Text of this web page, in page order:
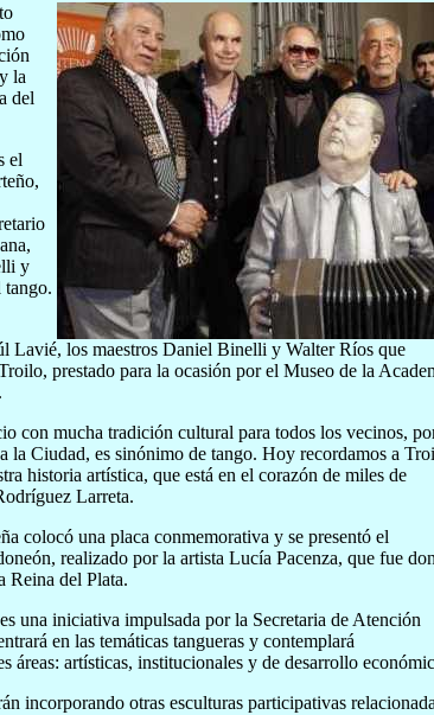
la
del
el
y
tango.
Lavié, los maestros Daniel Binelli y Walter Ríos que
prestado para la ocasión por el Museo de la
con mucha tradición cultural para todos los vecinos,
la Ciudad, es sinónimo de tango. Hoy recordamos a
historia artística, que está en el corazón de miles de
Larreta.
colocó una placa conmemorativa y se presentó el
realizado por la artista Lucía Pacenza, que fue
Reina del Plata.
una iniciativa impulsada por la Secretaria de Atención
en las temáticas tangueras y contemplará
áreas: artísticas, institucionales y de desarrollo
incorporando otras esculturas participativas